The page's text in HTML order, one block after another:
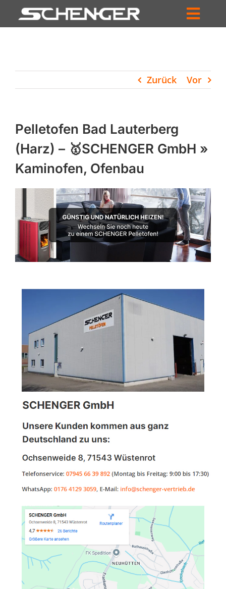
Inhalt
HÄNDLERSUCHE
UNTERNEHMEN
PROFIL
WARENKORB
PRODUCTS
SEARCH
Zurück Vor
Pelletofen Bad Lauterberg
(Harz) – 🥇SCHENGER GmbH »
Kaminofen, Ofenbau